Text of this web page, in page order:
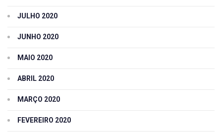
JULHO 2020
JUNHO 2020
MAIO 2020
ABRIL 2020
MARÇO 2020
FEVEREIRO 2020